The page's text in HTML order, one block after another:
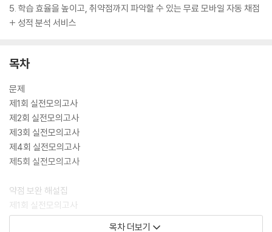
5. 학습 효율을 높이고, 취약점까지 파악할 수 있는 무료 모바일 자동 채점
+ 성적 분석 서비스
목차
문제
제1회 실전모의고사
제2회 실전모의고사
제3회 실전모의고사
제4회 실전모의고사
제5회 실전모의고사
약점 보완 해설집
제1회 실전모의고사
제2회 실전모의고사
목차 더보기